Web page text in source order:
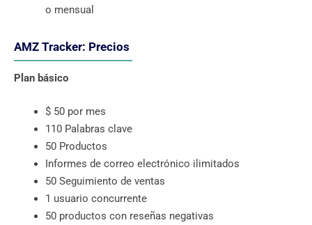
o mensual
AMZ Tracker: Precios
Plan básico
$ 50 por mes
110 Palabras clave
50 Productos
Informes de correo electrónico ilimitados
50 Seguimiento de ventas
1 usuario concurrente
50 productos con reseñas negativas